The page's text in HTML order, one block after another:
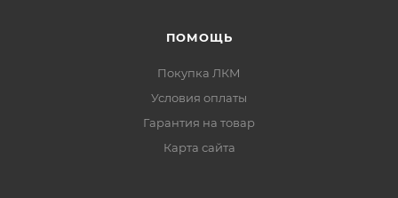
ПОМОЩЬ
Покупка ЛКМ
Условия оплаты
Гарантия на товар
Карта сайта